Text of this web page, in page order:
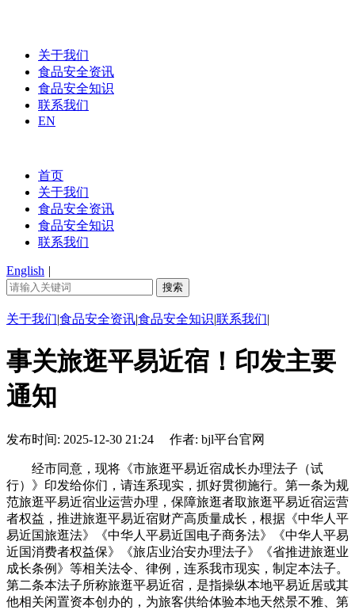
关于我们
食品安全资讯
食品安全知识
联系我们
EN
首页
关于我们
食品安全资讯
食品安全知识
联系我们
English |
关于我们|食品安全资讯|食品安全知识|联系我们|
事关旅逛平易近宿！印发主要
通知
发布时间: 2025-12-30 21:24 作者: bjl平台官网
经市同意，现将《市旅逛平易近宿成长办理法子（试
行）》印发给你们，请连系现实，抓好贯彻施行。第一条为规
范旅逛平易近宿业运营办理，保障旅逛者取旅逛平易近宿运营
者权益，推进旅逛平易近宿财产高质量成长，根据《中华人平
易近国旅逛法》《中华人平易近国电子商务法》《中华人平易
近国消费者权益保》《旅店业治安办理法子》《省推进旅逛业
成长条例》等相关法令、律例，连系我市现实，制定本法子。
第二条本法子所称旅逛平易近宿，是指操纵本地平易近居或其
他相关闲置资本创办的，为旅客供给体验本地天然景不雅、第